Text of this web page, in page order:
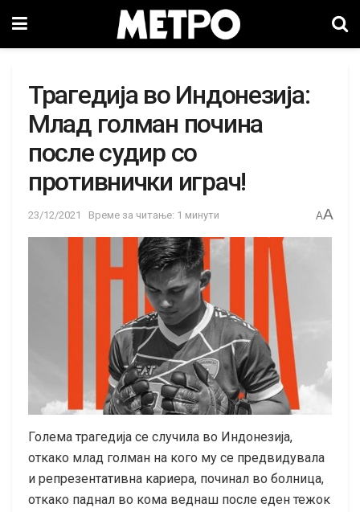
Трагедија во Индонезија:
Млад голман почина
после судир со
противнички играч!
23/12/2021 Време за читање: 1 минути AA
Голема трагедија се случила во Индонезија,
откако млад голман на кого му се предвидувала
и репрезентативна кариера, починал во болница,
откако паднал во кома веднаш после еден тежок